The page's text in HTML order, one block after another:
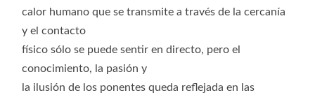
calor humano que se transmite a través de la cercanía
y el contacto
físico sólo se puede sentir en directo, pero el
conocimiento, la pasión y
la ilusión de los ponentes queda reflejada en las